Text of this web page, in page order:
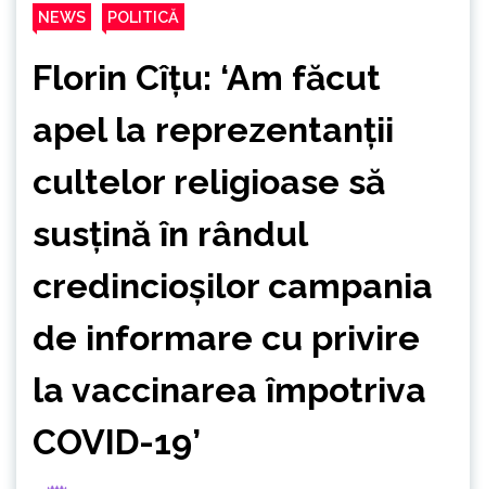
NEWS POLITICĂ
Florin Cîțu: ‘Am făcut
apel la reprezentanții
cultelor religioase să
susțină în rândul
credincioșilor campania
de informare cu privire
la vaccinarea împotriva
COVID-19’